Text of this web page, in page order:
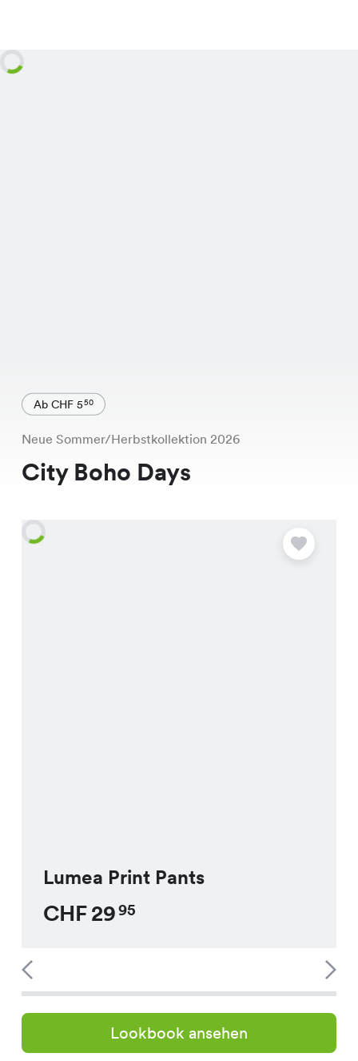
Ab CHF 550
Neue Sommer/Herbstkollektion 2026
City Boho Days
Lumea Print Pants
CHF2995
Lookbook ansehen